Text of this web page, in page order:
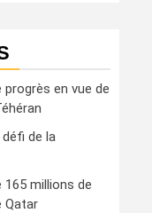
en vue de
de la
165 millions de
Qatar